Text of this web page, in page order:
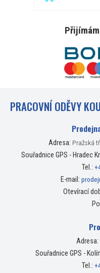
PRACOVNÍ ODĚVY
Adresa: Pražská
Souřadnice GPS - Hradec
Tel.:
E-mail:
Otevírací
Adresa:
Souřadnice GPS -
Tel.: